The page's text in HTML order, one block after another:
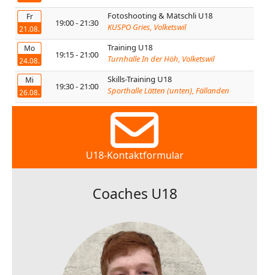
Fr
21.08.
19:00 - 21:30
Fotoshooting & Mätschli U18
KUSPO Gries, Volketswil
Mo
24.08.
19:15 - 21:00
Training U18
Turnhalle In der Höh, Volketswil
Mi
26.08.
19:30 - 21:00
Skills-Training U18
Sporthalle Lätten (unten), Fällanden
U18-Kontaktformular
Coaches U18